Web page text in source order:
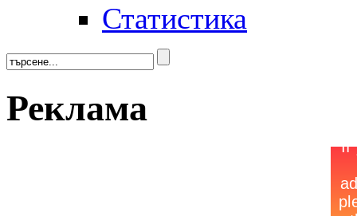
Статистика
Реклама